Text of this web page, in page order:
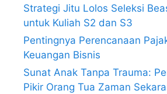
Strategi Jitu Lolos Seleksi
untuk Kuliah S2 dan S3
Pentingnya Perencanaan
Keuangan Bisnis
Sunat Anak Tanpa Trauma:
Pikir Orang Tua Zaman